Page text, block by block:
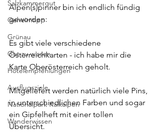
Salzkammergut
Geheimtipp
Grünau
Gut zu wissen
Hotelempfehlungen
Ausflugsziele
Nationalpark Kalkalpen
Wanderwissen
Alpen(s)pinner bin ich endlich fündig
geworden:
Es gibt viele verschiedene
Österreichkarten - ich habe mir die
Karte Oberösterreich geholt.
Mitgeliefert werden natürlich viele Pins,
in unterschiedlichen Farben und sogar
ein Gipfelheft mit einer tollen
Übersicht.